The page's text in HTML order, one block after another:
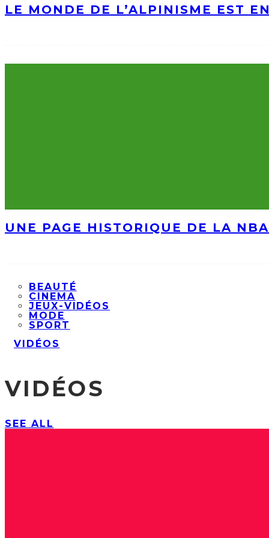
LE MONDE DE L’ALPINISME EST
UNE PAGE HISTORIQUE DE LA
BEAUTÉ
CINEMA
JEUX-VIDÉOS
MODE
SPORT
VIDÉOS
VIDÉOS
SEE ALL